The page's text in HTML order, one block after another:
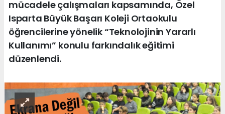
mücadele çalışmaları kapsamında, Özel
Isparta Büyük Başarı Koleji Ortaokulu
öğrencilerine yönelik “Teknolojinin Yararlı
Kullanımı” konulu farkındalık eğitimi
düzenlendi.